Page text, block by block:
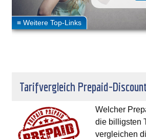
Tarifvergleich Prepaid-
Welcher
die billigsten
vergleichen